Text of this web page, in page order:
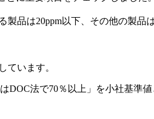
品は20ppm以下、その他の製品
ています。
法で70％以上」を小社基準